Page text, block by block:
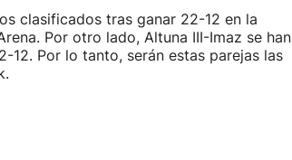
clasificados tras ganar 22-12 en la
Por otro lado, Altuna III-Imaz se han
12. Por lo tanto, serán estas parejas las